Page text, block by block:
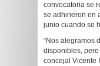
convocatoria se
se adhirieron en
junio cuando se
“Nos alegramos
disponibles,
concejal Vicente